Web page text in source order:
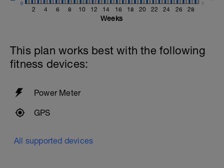
2 4 6 8 10 12 14 16 18 20 22 24 26 28
0 0
Weeks
This plan works best with the following
fitness devices:
Power Meter
GPS
All supported devices